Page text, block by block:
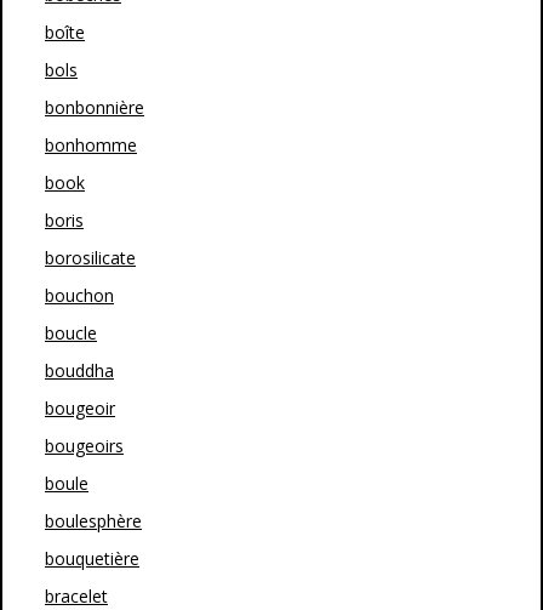
boîte
bols
bonbonnière
bonhomme
book
boris
borosilicate
bouchon
boucle
bouddha
bougeoir
bougeoirs
boule
boulesphère
bouquetière
bracelet